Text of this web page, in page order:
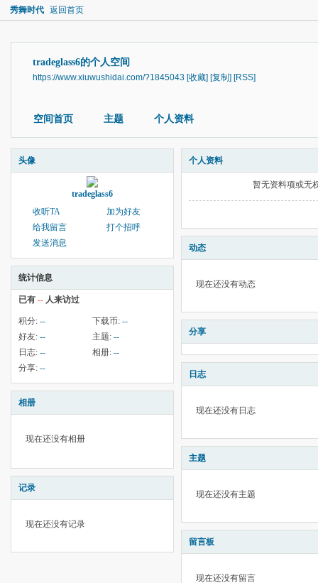
秀舞时代 返回首页
tradeglass6的个人空间
https://www.xiuwushidai.com/?1845043 [收藏] [复制] [RSS]
空间首页 主题 个人资料
头像
tradeglass6
收听TA
加为好友
给我留言
打个招呼
发送消息
统计信息
已有 -- 人来访过
积分: -- 下载币: --
好友: -- 主题: --
日志: -- 相册: --
分享: --
相册
现在还没有相册
记录
现在还没有记录
个人资料
暂无资料项或无
动态
现在还没有动态
分享
日志
现在还没有日志
主题
现在还没有主题
留言板
现在还没有留言